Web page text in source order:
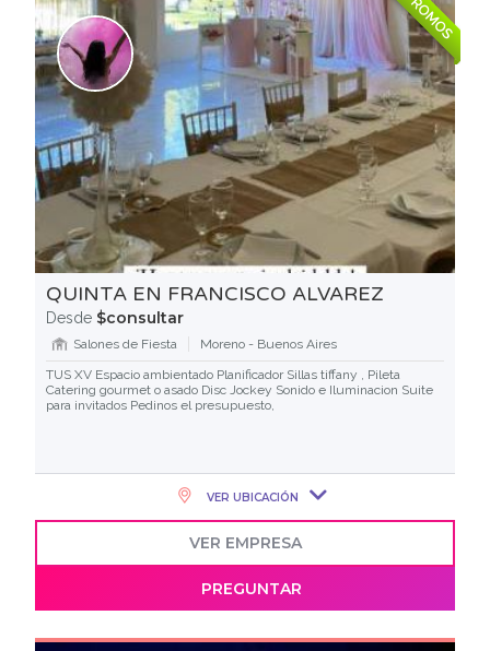
QUINTA EN FRANCISCO ALVAREZ
Desde $consultar
Salones de Fiesta
Moreno - Buenos Aires
TUS XV Espacio ambientado Planificador Sillas tiffany , Pileta
Catering gourmet o asado Disc Jockey Sonido e Iluminacion Suite
para invitados Pedinos el presupuesto,
PROMOS
VER UBICACIÓN
VER EMPRESA
PREGUNTAR